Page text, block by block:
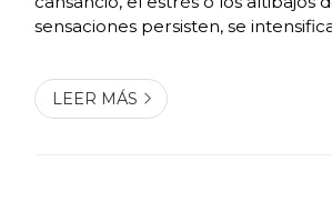
sensaciones persisten, se
aprender a identificarla? Entonces...
LEER MÁS